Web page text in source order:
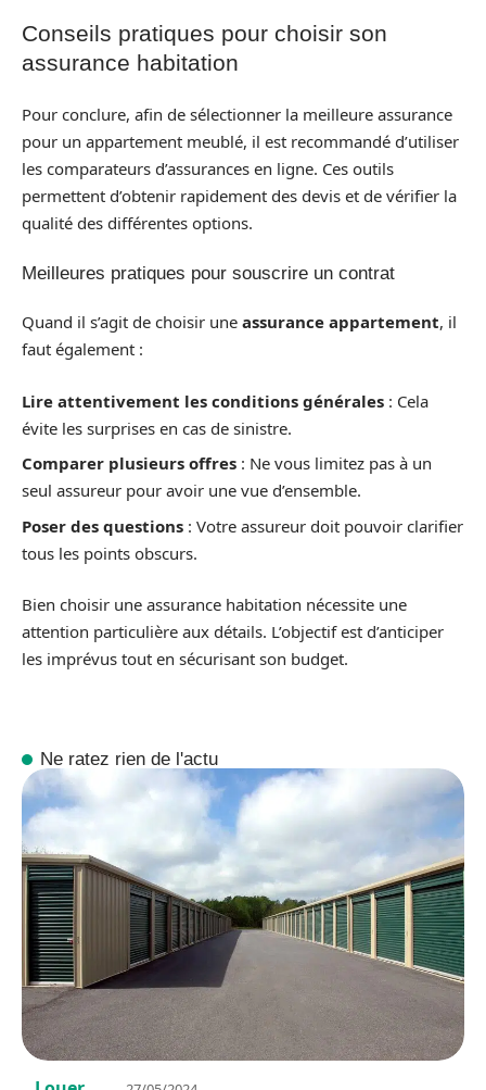
Conseils pratiques pour choisir son
assurance habitation
Pour conclure, afin de sélectionner la meilleure assurance
pour un appartement meublé, il est recommandé d’utiliser
les comparateurs d’assurances en ligne. Ces outils
permettent d’obtenir rapidement des devis et de vérifier la
qualité des différentes options.
Meilleures pratiques pour souscrire un contrat
Quand il s’agit de choisir une assurance appartement, il
faut également :
Lire attentivement les conditions générales : Cela
évite les surprises en cas de sinistre.
Comparer plusieurs offres : Ne vous limitez pas à un
seul assureur pour avoir une vue d’ensemble.
Poser des questions : Votre assureur doit pouvoir clarifier
tous les points obscurs.
Bien choisir une assurance habitation nécessite une
attention particulière aux détails. L’objectif est d’anticiper
les imprévus tout en sécurisant son budget.
Ne ratez rien de l'actu